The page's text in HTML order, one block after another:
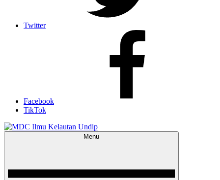
Twitter
Facebook
TikTok
Menu